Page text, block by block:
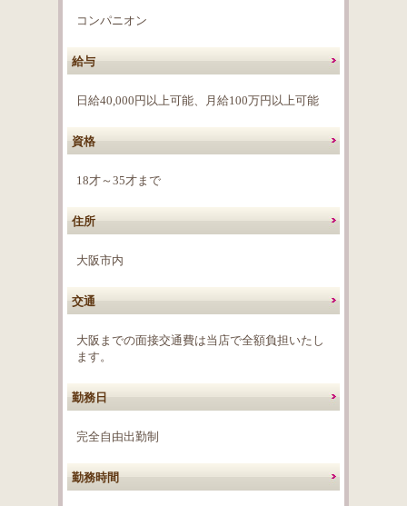
コンパニオン
給与
日給40,000円以上可能、月給100万円以上可能
資格
18才～35才まで
住所
大阪市内
交通
大阪までの面接交通費は当店で全額負担いたし
ます。
勤務日
完全自由出勤制
勤務時間